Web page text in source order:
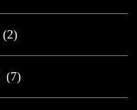
(2)
(7)